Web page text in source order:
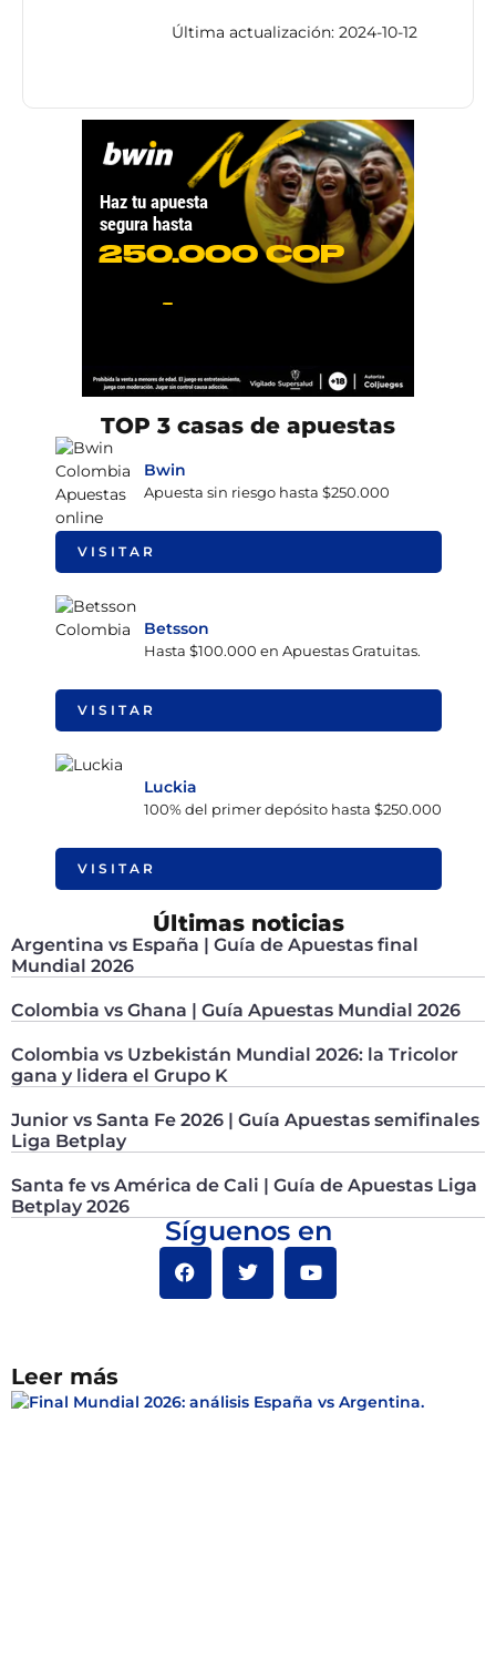
Última actualización: 2024-10-12
TOP 3 casas de apuestas
Bwin
Apuesta sin riesgo hasta $250.000
VISITAR
Betsson
Hasta $100.000 en Apuestas Gratuitas.
VISITAR
Luckia
100% del primer depósito hasta $250.000
VISITAR
Últimas noticias
Argentina vs España | Guía de Apuestas final
Mundial 2026
Colombia vs Ghana | Guía Apuestas Mundial 2026
Colombia vs Uzbekistán Mundial 2026: la Tricolor
gana y lidera el Grupo K
Junior vs Santa Fe 2026 | Guía Apuestas semifinales
Liga Betplay
Santa fe vs América de Cali | Guía de Apuestas Liga
Betplay 2026
Síguenos en
Leer más